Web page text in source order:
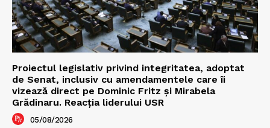
Proiectul legislativ privind integritatea, adoptat
de Senat, inclusiv cu amendamentele care îi
vizează direct pe Dominic Fritz și Mirabela
Grădinaru. Reacția liderului USR
05/08/2026